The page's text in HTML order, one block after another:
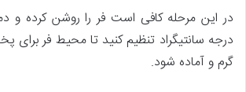
درجه سانتی­گراد تنظیم کنید تا محیط فر
گرم و آماده شود.